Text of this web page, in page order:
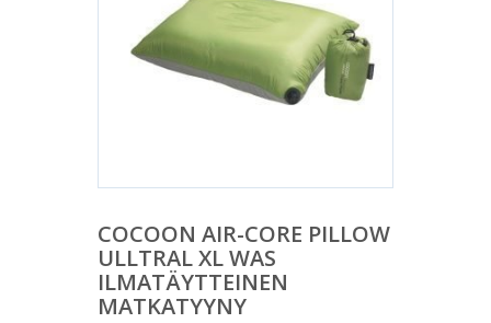
COCOON AIR-CORE PILLOW
ULLTRAL XL WAS
ILMATÄYTTEINEN
MATKATYYNY